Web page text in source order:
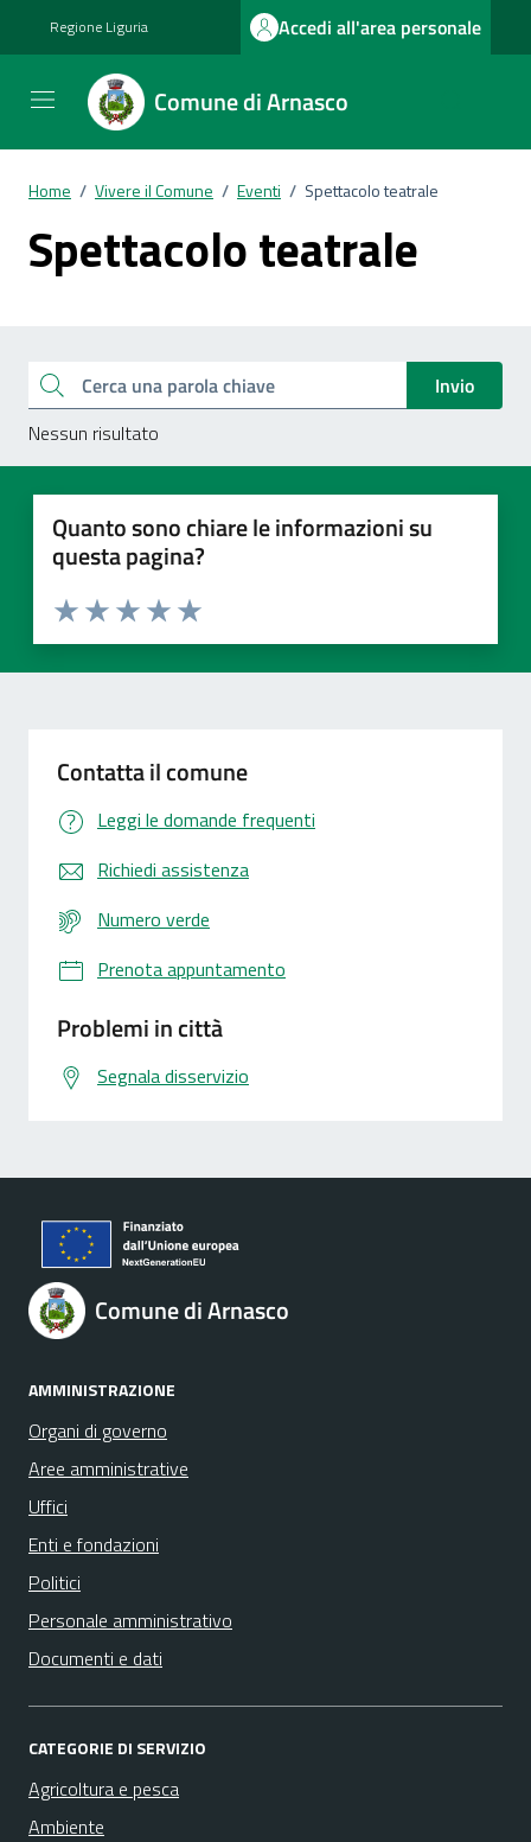
Regione Liguria Accedi all'area personale
Comune di Arnasco
Home / Vivere il Comune / Eventi / Spettacolo teatrale
Spettacolo teatrale
Esplora tutti i documenti
Cerca una parola chiave
Invio
Nessun risultato
Quanto sono chiare le informazioni su
questa pagina?
Valuta 5 stelle su 5
Valuta 4 stelle su 5
Valuta 3 stelle su 5
Valuta 2 stelle su 5
Valuta 1 stelle su 5
Contatta il comune
Leggi le domande frequenti
Richiedi assistenza
Numero verde
Prenota appuntamento
Problemi in città
Segnala disservizio
Comune di Arnasco
AMMINISTRAZIONE
Organi di governo
Aree amministrative
Uffici
Enti e fondazioni
Politici
Personale amministrativo
Documenti e dati
CATEGORIE DI SERVIZIO
Agricoltura e pesca
Ambiente